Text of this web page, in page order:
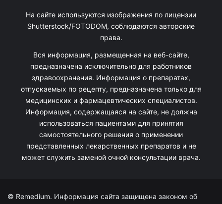
На сайте используются изображения по лицензии
Shutterstock/FOTODOM, соблюдаются авторские
права.
Вся информация, размещенная на веб-сайте,
предназначена исключительно для работников
здравоохранения. Информация о препаратах,
отпускаемых по рецепту, предназначена только для
медицинских и фармацевтических специалистов.
Информация, содержащаяся на сайте, не должна
использоваться пациентами для принятия
самостоятельного решения о применении
представленных лекарственных препаратов и не
может служить заменой очной консультации врача.
© Remedium. Информация сайта защищена законом об